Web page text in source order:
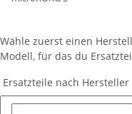
Wähle zuerst einen
Modell, für das du
Ersatzteile nach Hersteller